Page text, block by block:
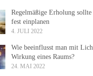
Regelmäßige Erholung sollte
fest einplanen
4. JULI 2022
Wie beeinflusst man mit
Wirkung eines Raums?
24. MAI 2022